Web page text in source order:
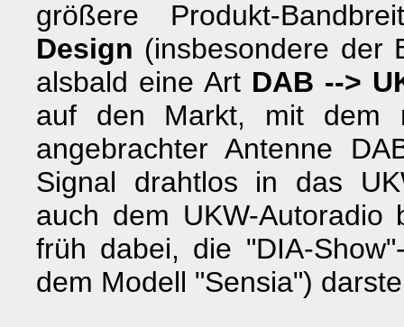
größere Produkt-
Design (insbesondere der
alsbald eine Art DAB -->
auf den Markt, mit dem
angebrachter Antenne
Signal drahtlos in das
auch dem UKW-
früh dabei, die "DIA-
dem Modell "Sensia")